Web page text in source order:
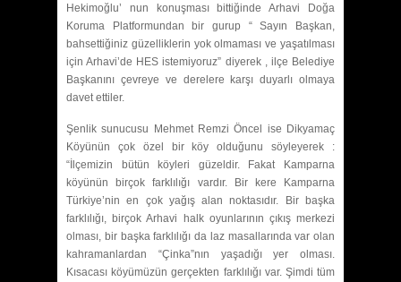
Hekimoğlu’ nun konuşması bittiğinde Arhavi Doğa
Koruma Platformundan bir gurup “ Sayın Başkan,
bahsettiğiniz güzelliklerin yok olmaması ve yaşatılması
için Arhavi’de HES istemiyoruz” diyerek , ilçe Belediye
Başkanını çevreye ve derelere karşı duyarlı olmaya
davet ettiler.
Şenlik sunucusu Mehmet Remzi Öncel ise Dikyamaç
Köyünün çok özel bir köy olduğunu söyleyerek :
“İlçemizin bütün köyleri güzeldir. Fakat Kamparna
köyünün birçok farklılığı vardır. Bir kere Kamparna
Türkiye’nin en çok yağış alan noktasıdır. Bir başka
farklılığı, birçok Arhavi halk oyunlarının çıkış merkezi
olması, bir başka farklılığı da laz masallarında var olan
kahramanlardan “Çinka”nın yaşadığı yer olması.
Kısacası köyümüzün gerçekten farklılığı var. Şimdi tüm